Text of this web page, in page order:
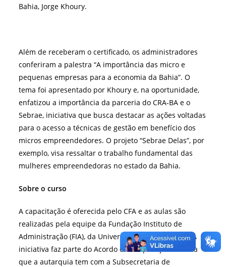
Bahia, Jorge Khoury.
Além de receberam o certificado, os administradores
conferiram a palestra “A importância das micro e
pequenas empresas para a economia da Bahia”. O
tema foi apresentado por Khoury e, na oportunidade,
enfatizou a importância da parceria do CRA-BA e o
Sebrae, iniciativa que busca destacar as ações voltadas
para o acesso a técnicas de gestão em benefício dos
micros empreendedores. O projeto “Sebrae Delas”, por
exemplo, visa ressaltar o trabalho fundamental das
mulheres empreendedoras no estado da Bahia.
Sobre o curso
A capacitação é oferecida pelo CFA e as aulas são
realizadas pela equipe da Fundação Instituto de
Administração (FIA), da Universidade de São Paulo. A
iniciativa faz parte do Acordo de Cooperação Técnica
que a autarquia tem com a Subsecretaria de